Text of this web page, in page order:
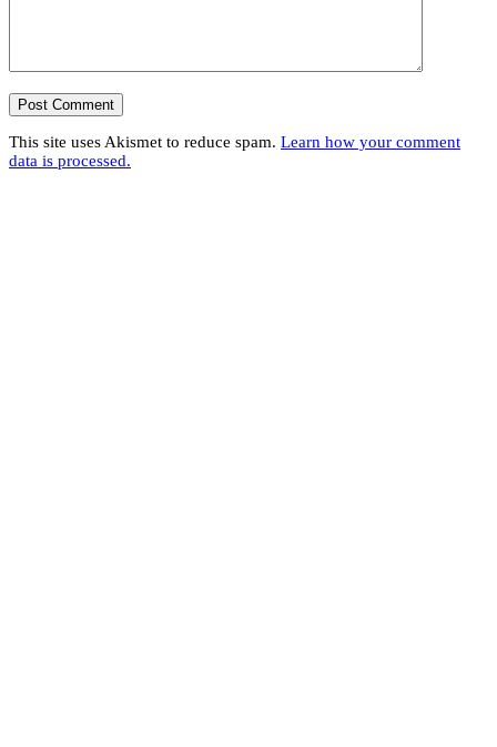
This site uses Akismet to reduce spam. Learn how your comment
data is processed.